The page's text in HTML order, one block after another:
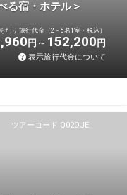
宿・ホテル＞
たり 旅行代金（2～6名1室・税込）
円 152,200 円
表示旅行代金について
ツアーコード Q02OJE